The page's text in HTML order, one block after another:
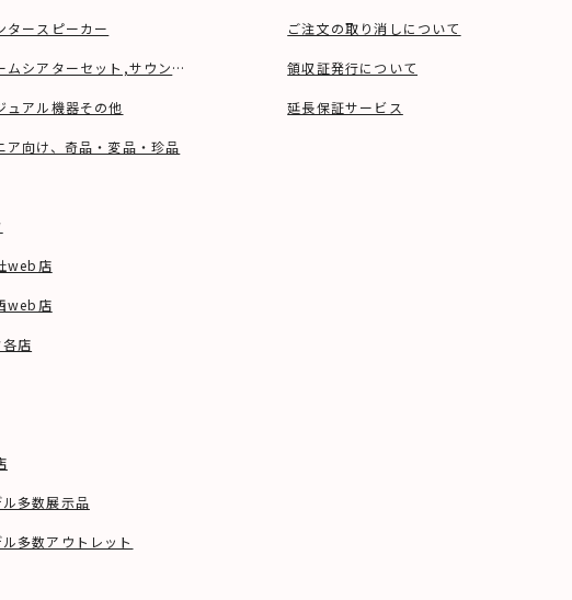
タースピーカー
ムシアターセット,サウンドバー
ュアル機器その他
ア向け、奇品・変品・珍品
web店
web店
店
多数展示品
多数アウトレット
ご注文の取り消しについて
領収証発行について
延長保証サービス